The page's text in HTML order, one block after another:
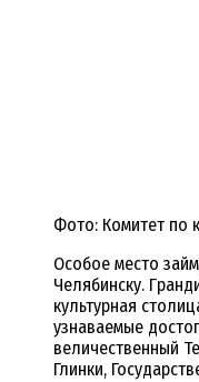
Фото: Комитет по
Особое место
Челябинску.
культурная
узнаваемые
величественный
Глинки,